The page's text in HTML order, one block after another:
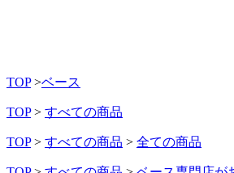
TOP >ベース
TOP > すべての商品
TOP > すべての商品 > 全ての商品